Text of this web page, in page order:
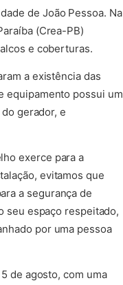
de João Pessoa. Na
(Crea-PB)
e coberturas.
a existência das
equipamento possui um
gerador, e
exerce para a
evitamos que
a segurança de
seu espaço respeitado,
por uma pessoa
de agosto, com uma